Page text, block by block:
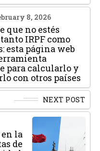
8, 2026
que no estés
IRPF como
esta página web
para calcularlo y
con otros países
NEXT POST
la
de